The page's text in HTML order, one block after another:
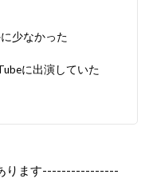
少なかった
に出演していた
ります----------------